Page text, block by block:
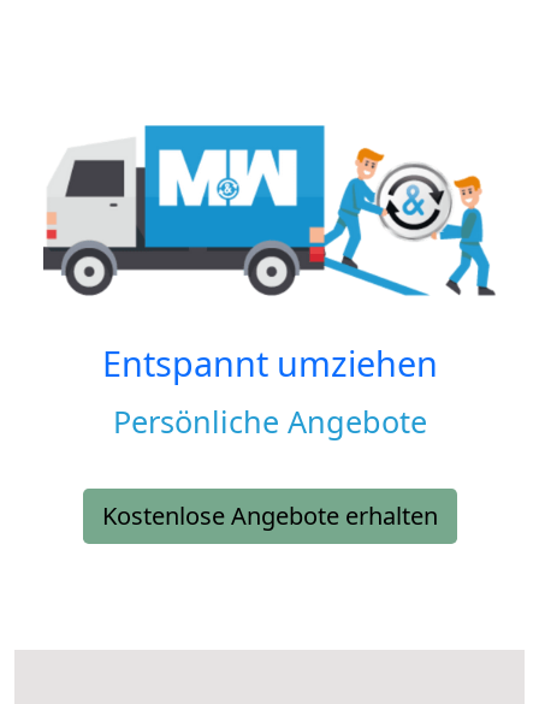
Entspannt umziehen
Persönliche Angebote
Kostenlose Angebote erhalten